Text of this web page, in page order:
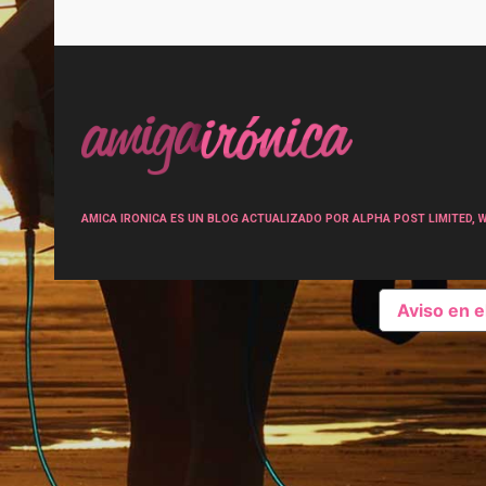
AMICA IRONICA ES UN BLOG ACTUALIZADO POR ALPHA POST
Aviso en